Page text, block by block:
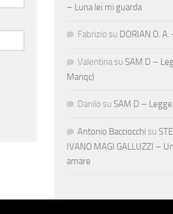
– Luna lei mi guarda
Fabrizio su DORIAN O. A.
Valentina su SAM D –
Manqc)
Danilo su SAM D –
Antonio Bacciocchi su
IVANO MAGI GALLUZZI –
amare